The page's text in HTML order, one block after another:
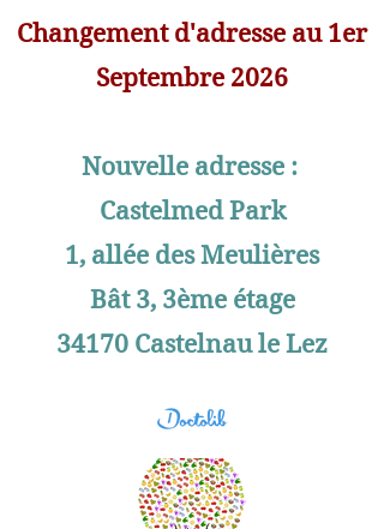
Changement d'adresse au 1er
Septembre 2026
Nouvelle adresse :
Castelmed Park
1, allée des Meulières
Bât 3, 3ème étage
34170 Castelnau le Lez